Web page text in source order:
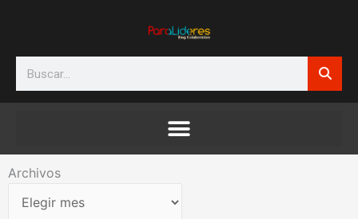
Search
Archivos
Archivos